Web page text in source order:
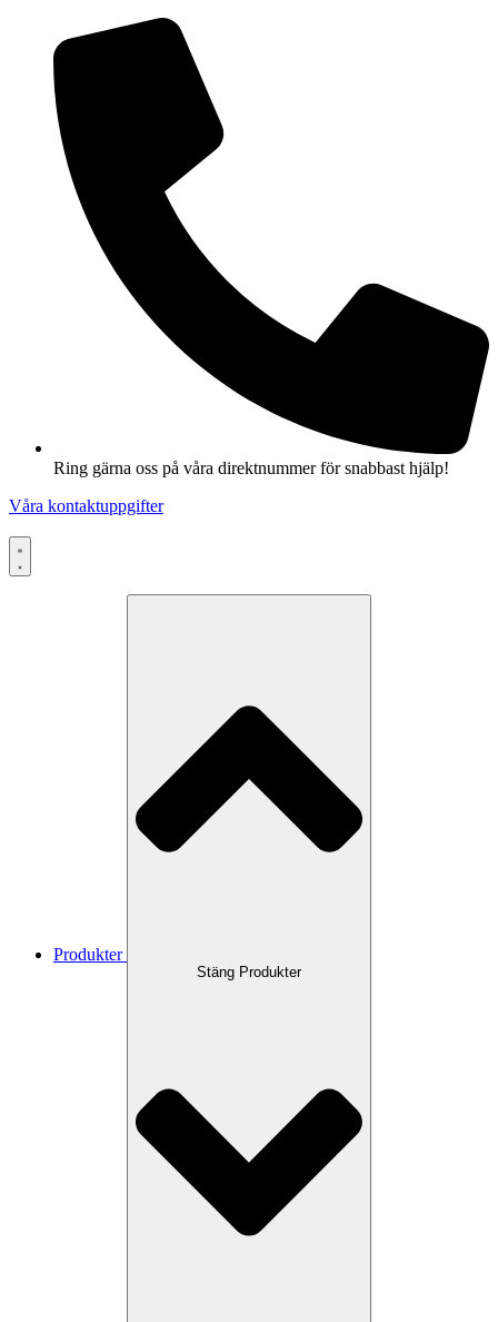
innehåll
Ring gärna oss på våra direktnummer för snabbast hjälp!
Våra kontaktuppgifter
Produkter
Stäng Produkter